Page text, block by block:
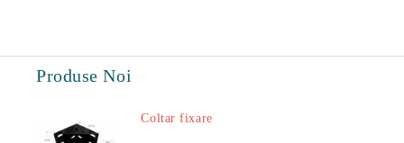
Produse Noi
Coltar fixare